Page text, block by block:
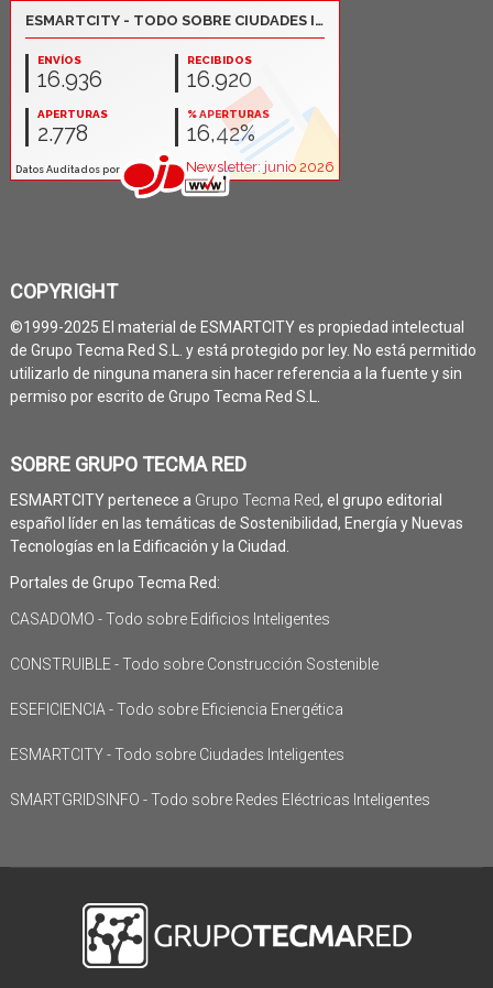
COPYRIGHT
©1999-2025 El material de ESMARTCITY es propiedad intelectual
de Grupo Tecma Red S.L. y está protegido por ley. No está permitido
utilizarlo de ninguna manera sin hacer referencia a la fuente y sin
permiso por escrito de Grupo Tecma Red S.L.
SOBRE GRUPO TECMA RED
ESMARTCITY pertenece a Grupo Tecma Red, el grupo editorial
español líder en las temáticas de Sostenibilidad, Energía y Nuevas
Tecnologías en la Edificación y la Ciudad.
Portales de Grupo Tecma Red:
CASADOMO - Todo sobre Edificios Inteligentes
CONSTRUIBLE - Todo sobre Construcción Sostenible
ESEFICIENCIA - Todo sobre Eficiencia Energética
ESMARTCITY - Todo sobre Ciudades Inteligentes
SMARTGRIDSINFO - Todo sobre Redes Eléctricas Inteligentes